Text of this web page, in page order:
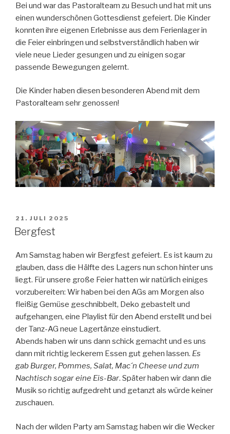
Bei und war das Pastoralteam zu Besuch und hat mit uns
einen wunderschönen Gottesdienst gefeiert. Die Kinder
konnten ihre eigenen Erlebnisse aus dem Ferienlager in
die Feier einbringen und selbstverständlich haben wir
viele neue Lieder gesungen und zu einigen sogar
passende Bewegungen gelernt.
Die Kinder haben diesen besonderen Abend mit dem
Pastoralteam sehr genossen!
VERÖFFENTLICHT
AM
21. JULI 2025
Bergfest
Am Samstag haben wir Bergfest gefeiert. Es ist kaum zu
glauben, dass die Hälfte des Lagers nun schon hinter uns
liegt. Für unsere große Feier hatten wir natürlich einiges
vorzubereiten: Wir haben bei den AGs am Morgen also
fleißig Gemüse geschnibbelt, Deko gebastelt und
aufgehangen, eine Playlist für den Abend erstellt und bei
der Tanz-AG neue Lagertänze einstudiert.
Abends haben wir uns dann schick gemacht und es uns
dann mit richtig leckerem Essen gut gehen lassen. Es
gab Burger, Pommes, Salat, Mac´n Cheese und zum
Nachtisch sogar eine Eis-Bar. Später haben wir dann die
Musik so richtig aufgedreht und getanzt als würde keiner
zuschauen.
Nach der wilden Party am Samstag haben wir die Wecker